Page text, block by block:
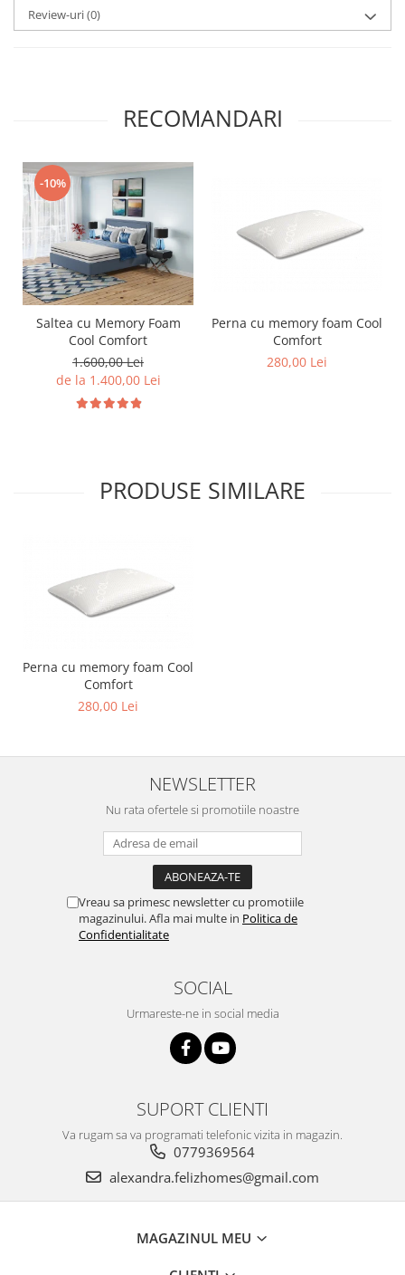
Review-uri(0)
RECOMANDARI
-10%
Saltea cu Memory Foam
Cool Comfort
1.600,00 Lei
de la 1.400,00 Lei
Perna cu memory foam Cool
Comfort
280,00 Lei
PRODUSE SIMILARE
Perna cu memory foam Cool
Comfort
280,00 Lei
NEWSLETTER
Nu rata ofertele si promotiile noastre
Vreau sa primesc newsletter cu promotiile
magazinului. Afla mai multe in Politica de
Confidentialitate
SOCIAL
Urmareste-ne in social media
SUPORT CLIENTI
Va rugam sa va programati telefonic vizita in magazin.
0779369564
alexandra.felizhomes@gmail.com
MAGAZINUL MEU